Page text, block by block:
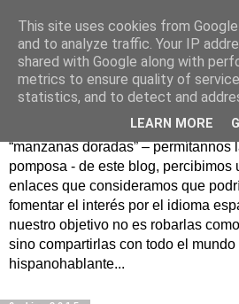
Hesperia
Según la mitología griega, Hesperia
jardín en un lejano rincón del
guardaban las famosas manzanas
“manzanas doradas” – permítannos
pomposa - de este blog, percibimos
enlaces que consideramos que
fomentar el interés por el idioma
nuestro objetivo no es robarlas
sino compartirlas con todo el mundo
hispanohablante...
This site uses cookies from
and to analyze traffic. Your IP
shared with Google along with
metrics to ensure quality of
statistics, and to detect and
LEARN MORE